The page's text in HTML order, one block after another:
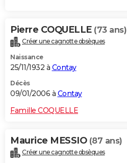
Pierre COQUELLE (73 ans)
Créer une cagnotte obsèques
Naissance
25/11/1932 à Contay
Décès
09/01/2006 à Contay
Famille COQUELLE
Maurice MESSIO (87 ans)
Créer une cagnotte obsèques